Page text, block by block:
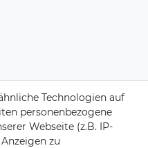
Technologien auf
personenbezogene
Webseite (z.B. IP-
zu